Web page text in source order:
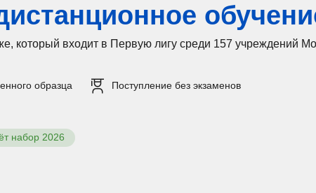
который входит в Первую лигу среди 157 учреждений
образца Поступление без экзаменов
набор 2026